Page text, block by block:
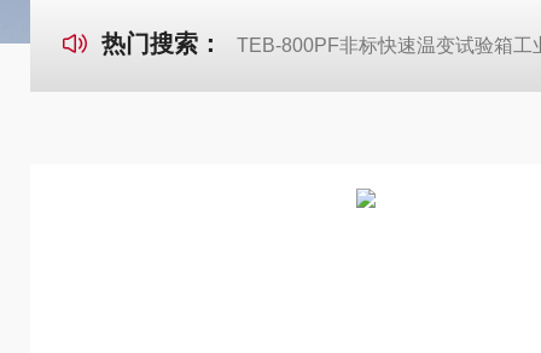
热门搜索： TEB-800PF非标快速温变试验箱工